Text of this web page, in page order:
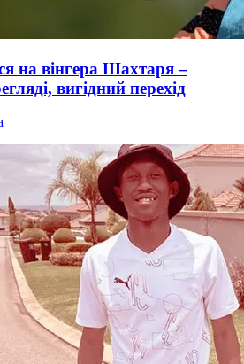
на вінгера Шахтаря –
вигідний перехід